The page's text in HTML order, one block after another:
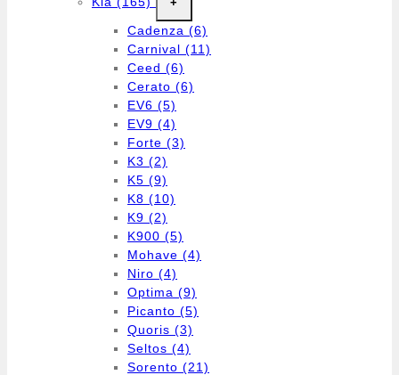
Cadenza (6)
Carnival (11)
Ceed (6)
Cerato (6)
EV6 (5)
EV9 (4)
Forte (3)
K3 (2)
K5 (9)
K8 (10)
K9 (2)
K900 (5)
Mohave (4)
Niro (4)
Optima (9)
Picanto (5)
Quoris (3)
Seltos (4)
Sorento (21)